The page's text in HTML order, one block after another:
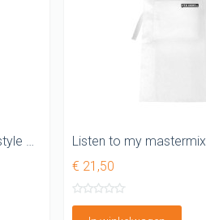
Listen to my mastermix
€ 21,50